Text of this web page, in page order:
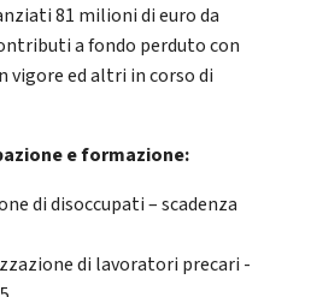
81 milioni di euro da
a fondo perduto con
vigore ed altri in corso di
e formazione:
di disoccupati – scadenza
di lavoratori precari -